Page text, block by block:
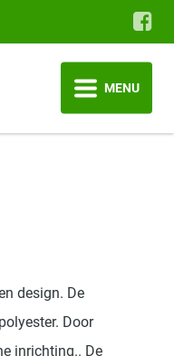
MENU
design. De
Door
inrichting.. De